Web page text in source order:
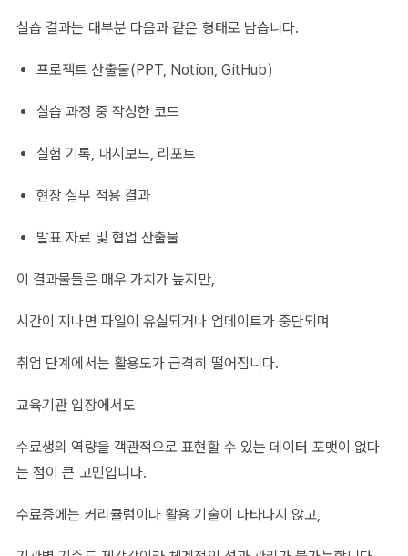
실습 결과는 대부분 다음과 같은 형태로 남습니다.
프로젝트 산출물(PPT, Notion, GitHub)
실습 과정 중 작성한 코드
실험 기록, 대시보드, 리포트
현장 실무 적용 결과
발표 자료 및 협업 산출물
이 결과물들은 매우 가치가 높지만,
시간이 지나면 파일이 유실되거나 업데이트가 중단되며
취업 단계에서는 활용도가 급격히 떨어집니다.
교육기관 입장에서도
수료생의 역량을 객관적으로 표현할 수 있는 데이터 포맷이 없다
는 점이 큰 고민입니다.
수료증에는 커리큘럼이나 활용 기술이 나타나지 않고,